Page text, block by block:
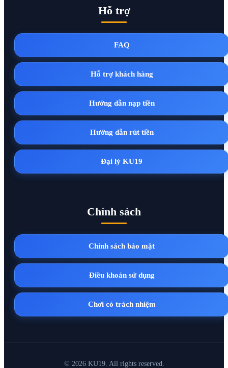
Hỗ trợ
FAQ
Hỗ trợ khách hàng
Hướng dẫn nạp tiền
Hướng dẫn rút tiền
Đại lý KU19
Chính sách
Chính sách bảo mật
Điều khoản sử dụng
Chơi có trách nhiệm
© 2026 KU19. All rights reserved.